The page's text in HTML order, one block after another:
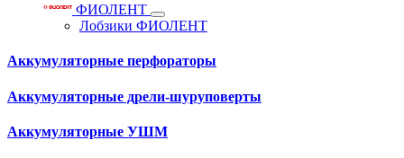
ФИОЛЕНТ
Лобзики ФИОЛЕНТ
Аккумуляторные перфораторы
Аккумуляторные дрели-шуруповерты
Аккумуляторные УШМ